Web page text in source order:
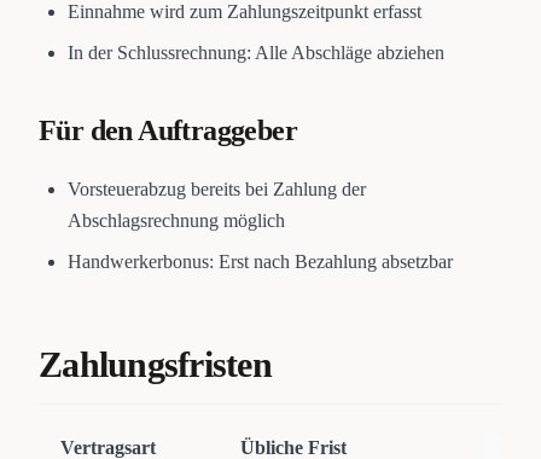
Einnahme wird zum Zahlungszeitpunkt erfasst
In der Schlussrechnung: Alle Abschläge abziehen
Für den Auftraggeber
Vorsteuerabzug bereits bei Zahlung der
Abschlagsrechnung möglich
Handwerkerbonus: Erst nach Bezahlung absetzbar
Zahlungsfristen
Vertragsart
Übliche Frist